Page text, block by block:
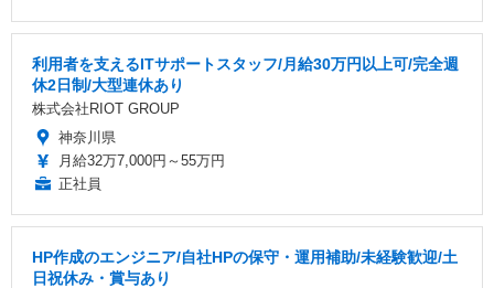
利用者を支えるITサポートスタッフ/月給30万円以上可/完全週
休2日制/大型連休あり
株式会社RIOT GROUP
神奈川県
月給32万7,000円～55万円
正社員
HP作成のエンジニア/自社HPの保守・運用補助/未経験歓迎/土
日祝休み・賞与あり